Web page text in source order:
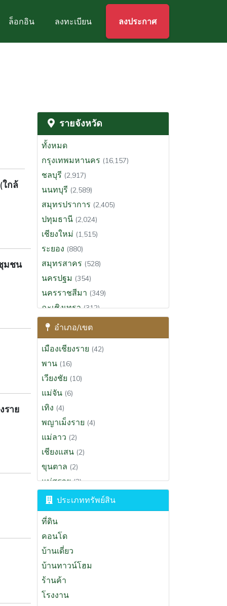
ล็อกอิน ลงทะเบียน ลงประกาศ
ใกล้
มชน
ราย
รายจังหวัด
ทั้งหมด
กรุงเทพมหานคร (16,157)
ชลบุรี (2,917)
นนทบุรี (2,589)
สมุทรปราการ (2,405)
ปทุมธานี (2,024)
เชียงใหม่ (1,515)
ระยอง (880)
สมุทรสาคร (528)
นครปฐม (354)
นครราชสีมา (349)
ฉะเชิงเทรา(312)
สุราษฎร์ธานี
ขอนแก่น(288)
ประจวบคีรีขันธ์(273)
นครนายก
สระบุรี (201)
พระนครศรีอยุธยา
เพชรบุรี
นครศรีธรรมราช
สงขลา (123)
เชียงราย (97)
นครสวรรค์
ภูเก็ต
ลำพูน(92)
ปราจีนบุรี(87)
อำเภอ/เขต
เมืองเชียงราย (42)
พาน (16)
เวียงชัย (10)
แม่จัน (6)
เทิง (4)
พญาเม็งราย (4)
แม่ลาว (2)
เชียงแสน (2)
ขุนตาล (2)
แม่สรวย(2)
เวียงป่าเป้า(2)
แม่สาย(2)
เวียงเชียงรุ้ง
เชียงของ
ป่าแดด (1)
ประเภททรัพย์สิน
ที่ดิน
คอนโด
บ้านเดี่ยว
บ้านทาวน์โฮม
ร้านค้า
โรงงาน